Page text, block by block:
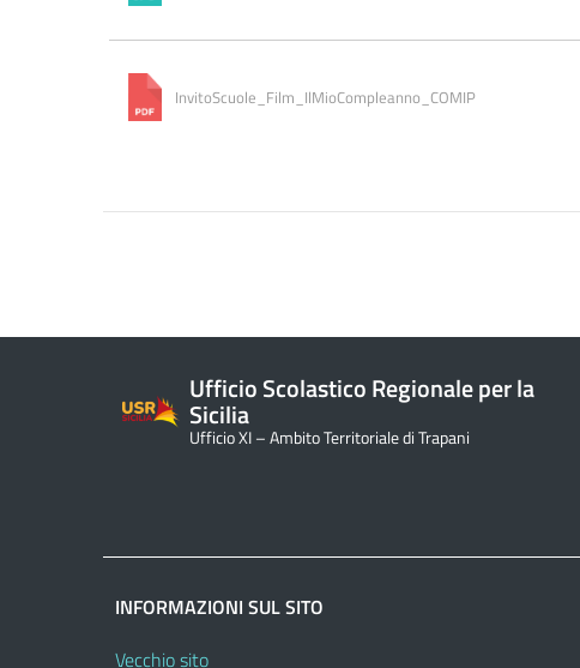
InvitoScuole_Film_IlMioCompleanno_COMIP
Ufficio Scolastico Regionale per la
Sicilia
Ufficio XI – Ambito Territoriale di Trapani
INFORMAZIONI SUL SITO
Vecchio sito